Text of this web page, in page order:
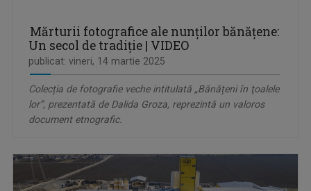
Mărturii fotografice ale nunților bănățene:
Un secol de tradiție | VIDEO
publicat: vineri, 14 martie 2025
Colecția de fotografie veche intitulată „Bănățeni în ţoalele
lor”, prezentată de Dalida Groza, reprezintă un valoros
document etnografic.